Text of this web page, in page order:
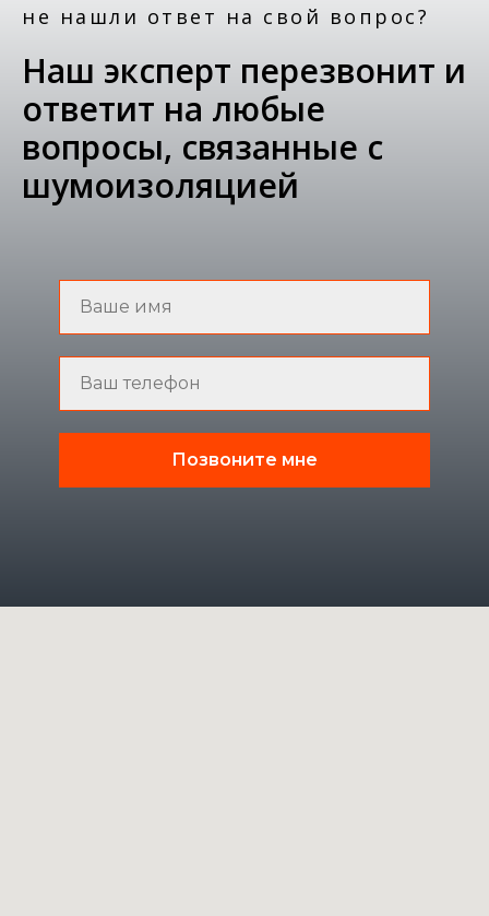
не нашли ответ на свой вопрос?
Наш эксперт перезвонит и
ответит на любые
вопросы, связанные с
шумоизоляцией
Позвоните мне